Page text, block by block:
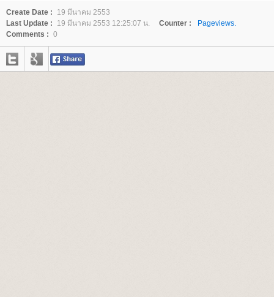
Create Date :
19 มีนาคม 2553
Last Update :
19 มีนาคม 2553 12:25:07 น. Counter :
Pageviews.
Comments : 0